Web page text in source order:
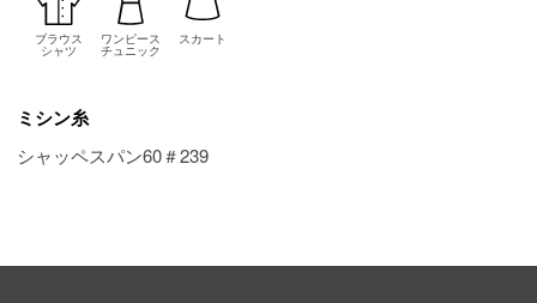
ブラウス
シャツ
ワンピース
チュニック
スカート
ミシン糸
シャッペスパン60＃239